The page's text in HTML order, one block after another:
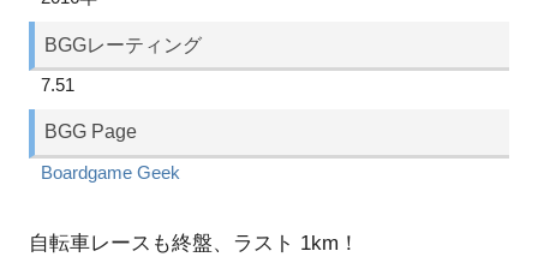
BGGレーティング
7.51
BGG Page
Boardgame Geek
自転車レースも終盤、ラスト 1km！